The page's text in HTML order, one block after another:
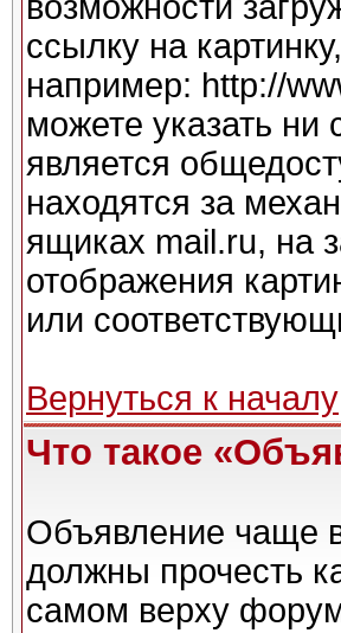
ссылку на
например: http://
можете указать ни
является
находятся за
ящиках mail.ru, на
отображения
или
Вернуться к началу
Что такое
Объявление чаще
должны прочесть
самом верху